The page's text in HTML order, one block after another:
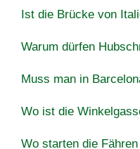
Ist die Brücke von
Warum dürfen
Muss man in
Wo ist die
Wo starten die